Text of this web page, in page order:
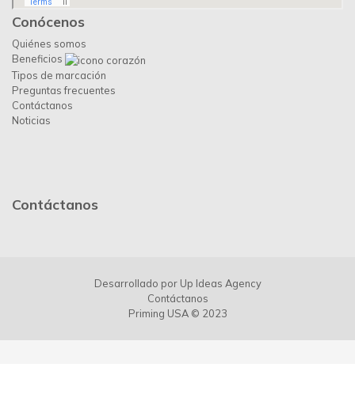
Conócenos
Quiénes somos
Beneficios
Tipos de marcación
Preguntas frecuentes
Contáctanos
Noticias
Contáctanos
Desarrollado por Up Ideas Agency
Contáctanos
Priming USA © 2023